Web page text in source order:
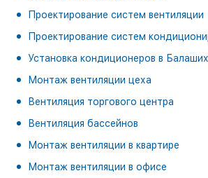
Проектирование систем вентиляции
Проектирование систем
Установка кондиционеров в
Монтаж вентиляции цеха
Вентиляция торгового центра
Вентиляция бассейнов
Монтаж вентиляции в квартире
Монтаж вентиляции в офисе